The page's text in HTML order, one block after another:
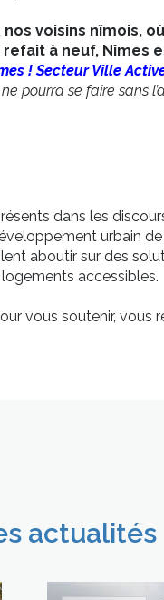
voisins nîmois,
à neuf,
! Secteur Ville
pourra se faire sans
dans les
urbain
aboutir sur des
accessibles.
vous soutenir,